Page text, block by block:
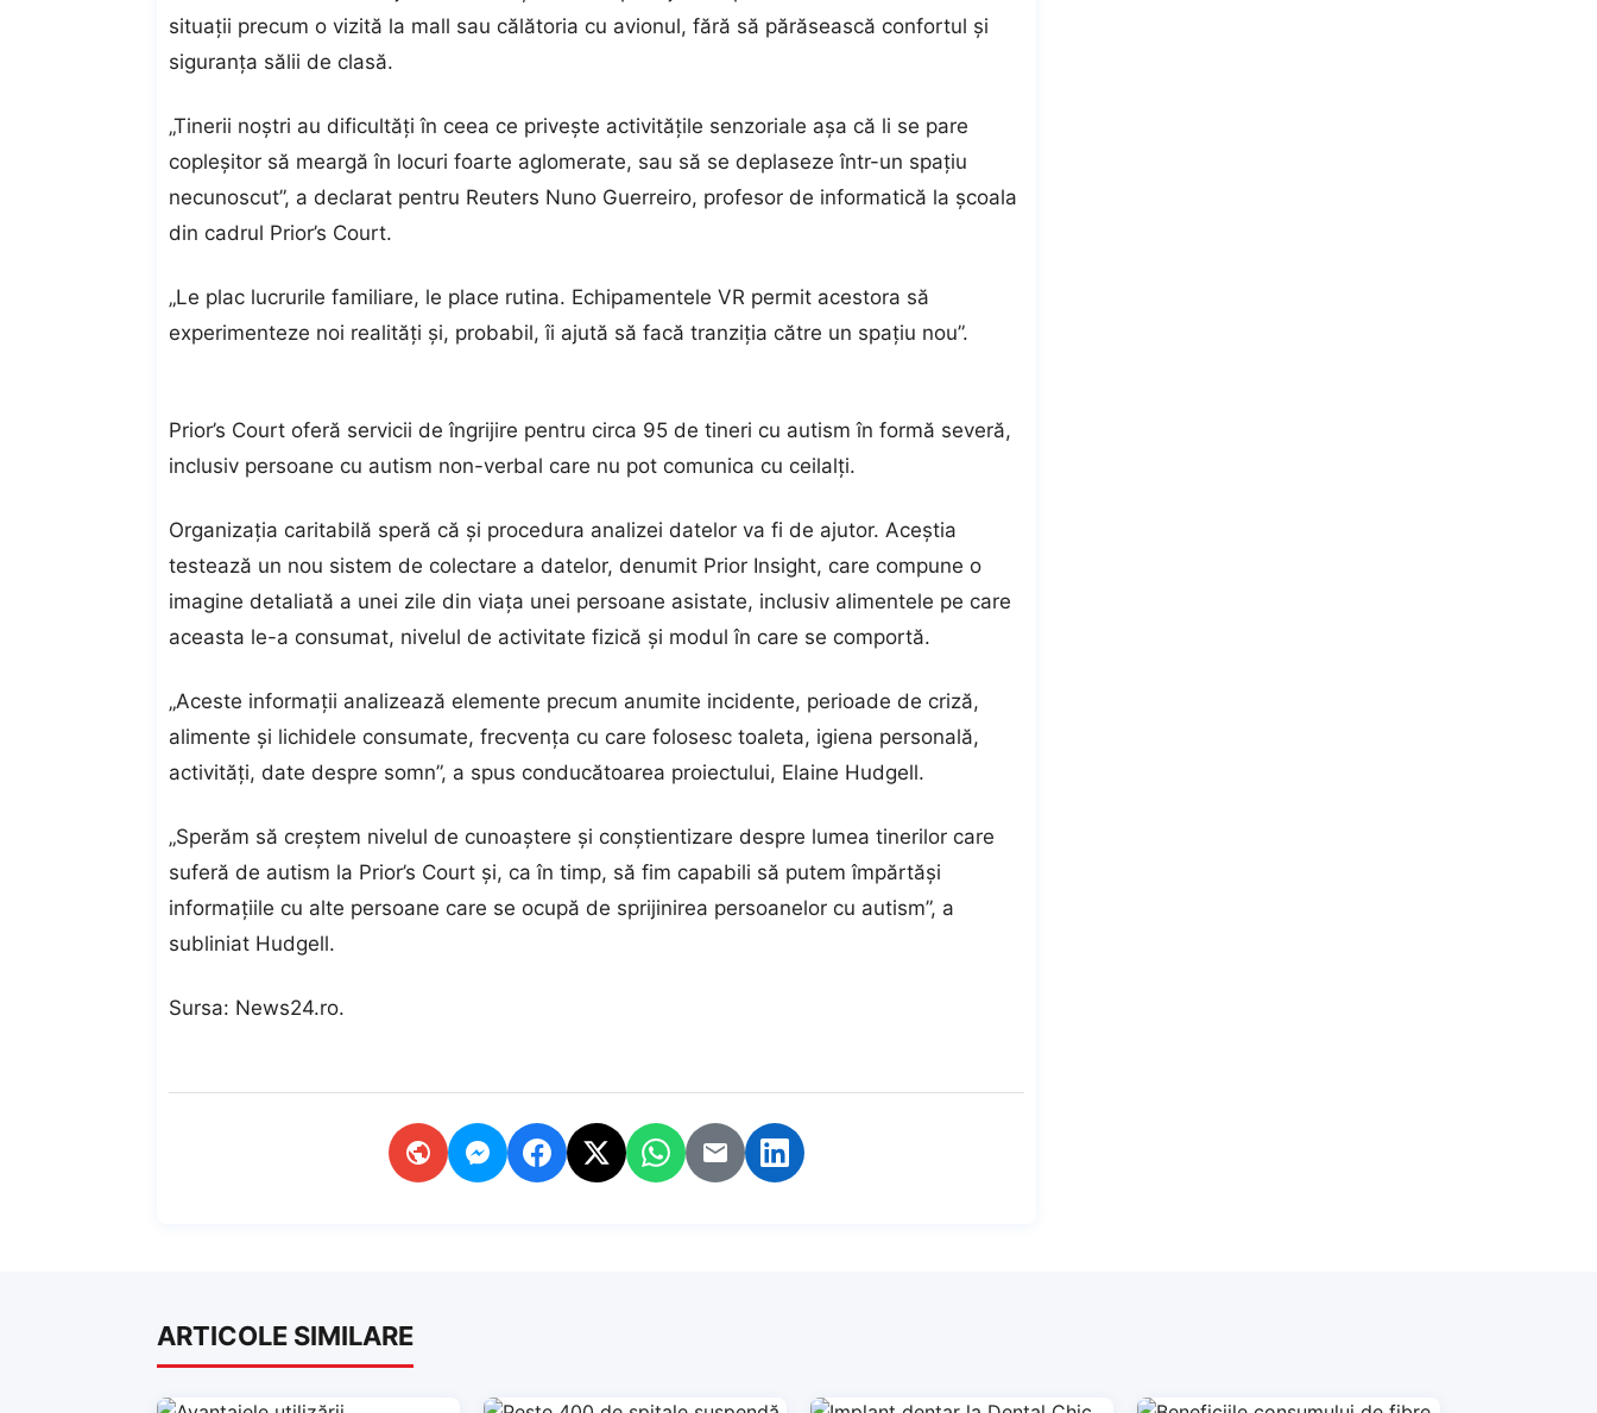
situaţii precum o vizită la mall sau călătoria cu avionul, fără să părăsească confortul şi
siguranţa sălii de clasă.
„Tinerii noştri au dificultăţi în ceea ce priveşte activităţile senzoriale aşa că li se pare
copleşitor să meargă în locuri foarte aglomerate, sau să se deplaseze într-un spaţiu
necunoscut”, a declarat pentru Reuters Nuno Guerreiro, profesor de informatică la şcoala
din cadrul Prior’s Court.
„Le plac lucrurile familiare, le place rutina. Echipamentele VR permit acestora să
experimenteze noi realităţi şi, probabil, îi ajută să facă tranziţia către un spaţiu nou”.
Prior’s Court oferă servicii de îngrijire pentru circa 95 de tineri cu autism în formă severă,
inclusiv persoane cu autism non-verbal care nu pot comunica cu ceilalţi.
Organizaţia caritabilă speră că şi procedura analizei datelor va fi de ajutor. Aceştia
testează un nou sistem de colectare a datelor, denumit Prior Insight, care compune o
imagine detaliată a unei zile din viaţa unei persoane asistate, inclusiv alimentele pe care
aceasta le-a consumat, nivelul de activitate fizică şi modul în care se comportă.
„Aceste informaţii analizează elemente precum anumite incidente, perioade de criză,
alimente şi lichidele consumate, frecvenţa cu care folosesc toaleta, igiena personală,
activităţi, date despre somn”, a spus conducătoarea proiectului, Elaine Hudgell.
„Sperăm să creştem nivelul de cunoaştere şi conştientizare despre lumea tinerilor care
suferă de autism la Prior’s Court şi, ca în timp, să fim capabili să putem împărtăşi
informaţiile cu alte persoane care se ocupă de sprijinirea persoanelor cu autism”, a
subliniat Hudgell.
Sursa: News24.ro.
ARTICOLE SIMILARE